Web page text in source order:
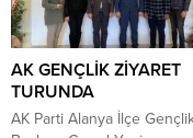
AK GENÇLİK ZİYARET
TURUNDA
AK Parti Alanya İlçe